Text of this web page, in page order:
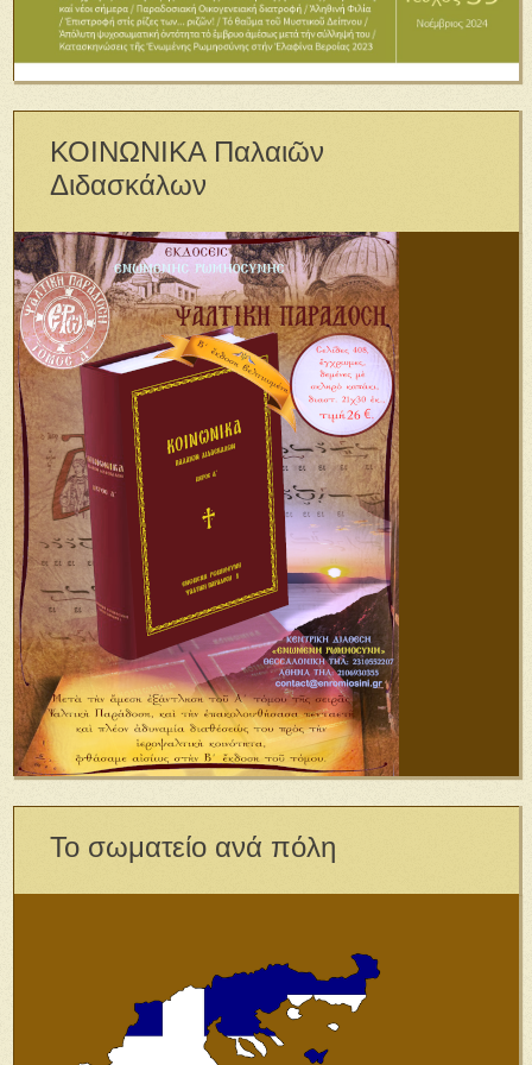
ΚΟΙΝΩΝΙΚΑ Παλαιῶν
Διδασκάλων
Το σωματείο ανά πόλη